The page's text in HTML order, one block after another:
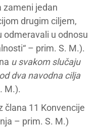
zameni jedan
drugim ciljem,
odmeravali u odnosu
– prim. S. M.).
u svakom slučaju
dva navodna cilja
M.).
člana 11 Konvencije
– prim. S. M.)